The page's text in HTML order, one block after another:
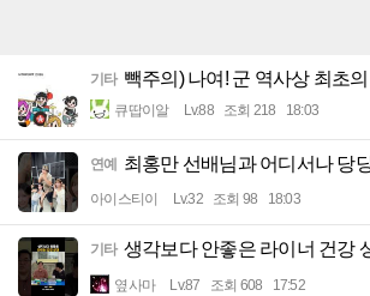
기타 빽주의) 나여! 군 역사상 최초
큐땁이알 Lv.88 조회 218 18:03
연예 최홍만 선배님과 어디서나 당
아이스티이 Lv.32 조회 98 18:03
기타 생각보다 안좋은 라이너 건강
옆사마 Lv.87 조회 608 17:52